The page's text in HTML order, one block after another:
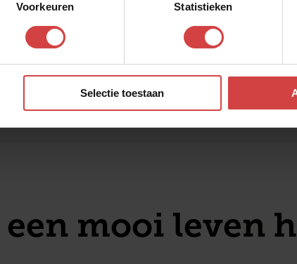
Voorkeuren Statistieken
Selectie toestaan
dialogen
Zo
mooi leven